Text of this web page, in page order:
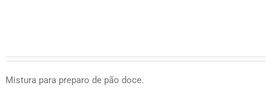
Mistura para preparo de pão doce.